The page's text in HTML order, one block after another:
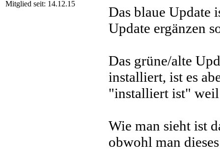
Mitglied seit: 14.12.15
Das blaue Update
Update ergänzen
Das grüne/alte
installiert, ist es
"installiert ist" weil
Wie man sieht ist
obwohl man